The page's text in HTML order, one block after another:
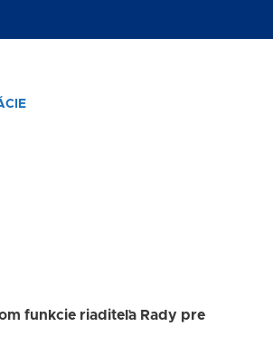
funkcie riaditeľa Rady pre